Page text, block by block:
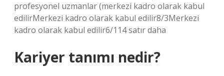
profesyonel uzmanlar (merkezi kadro olarak kabul
edilirMerkezi kadro olarak kabul edilir8/3Merkezi
kadro olarak kabul edilir6/114 satır daha
Kariyer tanımı nedir?